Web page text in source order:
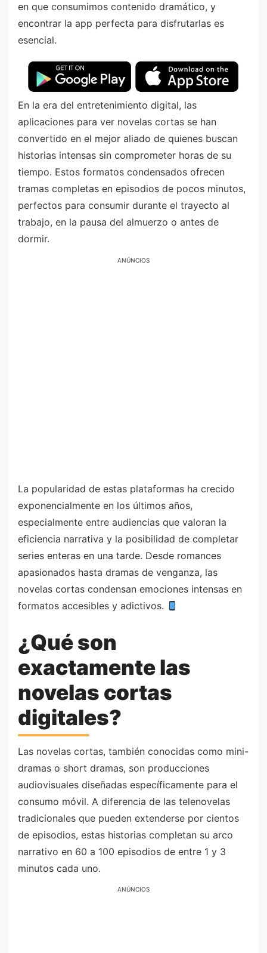
en que consumimos contenido dramático, y
encontrar la app perfecta para disfrutarlas es
esencial.
En la era del entretenimiento digital, las
aplicaciones para ver novelas cortas se han
convertido en el mejor aliado de quienes buscan
historias intensas sin comprometer horas de su
tiempo. Estos formatos condensados ofrecen
tramas completas en episodios de pocos minutos,
perfectos para consumir durante el trayecto al
trabajo, en la pausa del almuerzo o antes de
dormir.
ANÚNCIOS
La popularidad de estas plataformas ha crecido
exponencialmente en los últimos años,
especialmente entre audiencias que valoran la
eficiencia narrativa y la posibilidad de completar
series enteras en una tarde. Desde romances
apasionados hasta dramas de venganza, las
novelas cortas condensan emociones intensas en
formatos accesibles y adictivos.
¿Qué son
exactamente las
novelas cortas
digitales?
Las novelas cortas, también conocidas como mini-
dramas o short dramas, son producciones
audiovisuales diseñadas específicamente para el
consumo móvil. A diferencia de las telenovelas
tradicionales que pueden extenderse por cientos
de episodios, estas historias completan su arco
narrativo en 60 a 100 episodios de entre 1 y 3
minutos cada uno.
ANÚNCIOS